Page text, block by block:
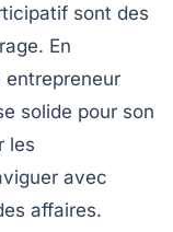
sont des
En
entrepreneur
solide pour son
les
avec
affaires.